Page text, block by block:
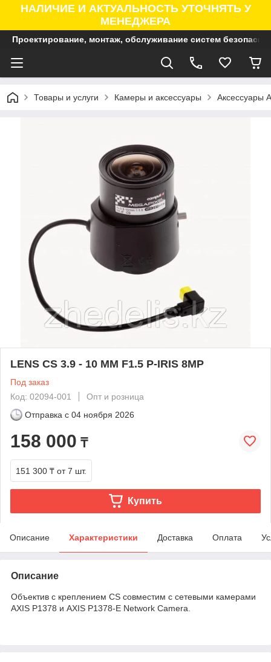
НАЛИЧИЕ И АКТУАЛЬНОСТЬ УТОЧНЯТЬ У
МЕНЕДЖЕРА
Проектирование, монтаж, обслуживание систем
Товары и услуги Камеры и аксессуары Аксессуары
LENS CS 3.9 - 10 MM F1.5 P-IRIS 8MP
Под заказ
Код: 02094-001
Опт и розница
Отправка с 04 ноября 2026
158 000 ₸
151 300 ₸ от 7 шт.
Купить
Описание Характеристики Доставка Оплата
Описание
Объектив с креплением CS совместим с сетевыми камерами
AXIS P1378 и AXIS P1378-E Network Camera.